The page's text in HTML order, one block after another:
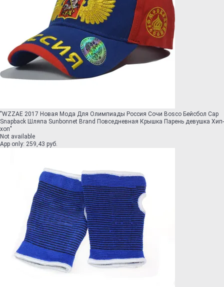
"WZZAE 2017 Новая Мода Для Олимпиады Россия Сочи Bosco Бейсбол Cap
Snapback Шляпа Sunbonnet Brand Повседневная Крышка Парень девушка Хип-
хоп"
Not available
App only: 259,43 руб.